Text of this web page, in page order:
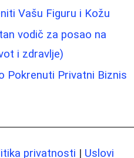
Vašu Figuru i Kožu
vodič za posao na
i zdravlje)
Pokrenuti Privatni Biznis
privatnosti | Uslovi